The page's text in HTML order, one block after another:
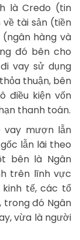
là Credo (tin
tài sản (tiền
hàng và
đó bên cho
vay sử dụng
thuận, bên
điều kiện vốn
thanh toán.
vay mượn lẫn
lẫn lãi theo
bên là Ngân
trên lĩnh vực
tế, các tổ
trong đó Ngân
vừa là người